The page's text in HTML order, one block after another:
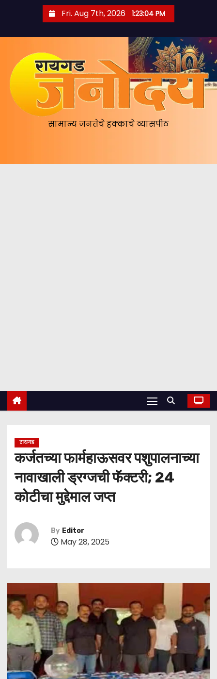
Fri. Aug 7th, 2026 1:23:05 PM
सामान्य जनतेचे हक्काचे व्यासपीठ
रायगड
कर्जतच्या फार्महाऊसवर पशुपालनाच्या
नावाखाली ड्रग्जची फॅक्टरी; 24
कोटीचा मुद्देमाल जप्त
By Editor
May 28, 2025